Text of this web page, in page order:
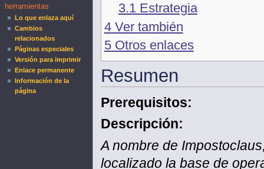
3.1 Estrategia
4 Ver también
5 Otros enlaces
Resumen
Prerequisitos:
Descripción:
A nombre de
localizado la base de
herramientas
Lo que enlaza aquí
Cambios
relacionados
Páginas especiales
Versión para imprimir
Enlace permanente
Información de la
página